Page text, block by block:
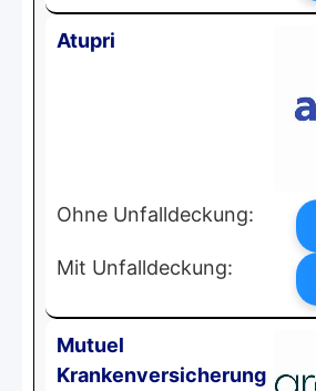
Atupri
Ohne Unfalldeckung:
Mit Unfalldeckung:
Mutuel
Krankenversicherung